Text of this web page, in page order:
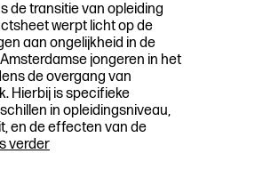
de transitie van opleiding
werpt licht op de
aan ongelijkheid in de
jongeren in het
de overgang van
Hierbij is specifieke
in opleidingsniveau,
en de effecten van de
verderEen